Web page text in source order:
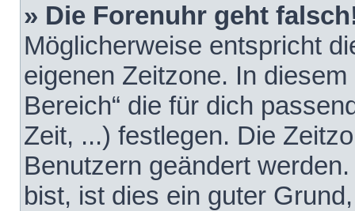
» Die Forenuhr geht
Möglicherweise entspricht
eigenen Zeitzone. In
Bereich“ die für dich
Zeit, ...) festlegen. Die
Benutzern geändert
bist, ist dies ein guter